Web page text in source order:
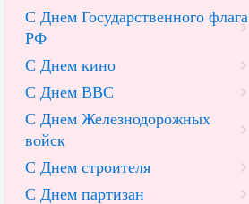
С Днем Государственного флага
РФ
С Днем кино
С Днем ВВС
С Днем Железнодорожных
войск
С Днем строителя
С Днем партизан